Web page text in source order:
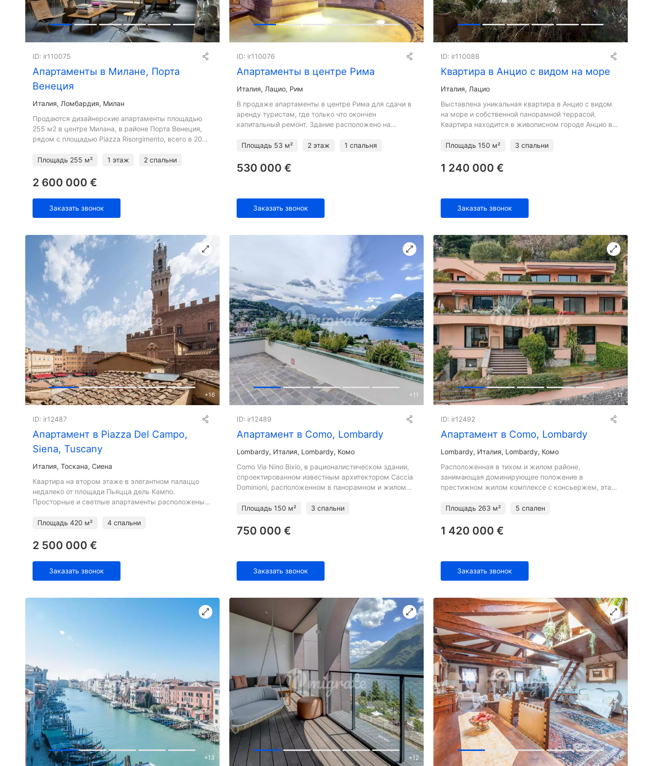
Апартаменты в Милане, Порта
Венеция
ID: ir110075
Италия, Ломбардия, Милан
Продаются дизайнерские апартаменты площадью
255 м2 в центре Милана, в районе Порта Венеция,
рядом с площадью Piazza Risorgimento, всего в 20
районом Сан-Баб
Площадь 255 м² 1 этаж 2 спальни
2 600 000 €
Заказать звонок
Апартаменты в центре Рима
ID: ir110076
Италия, Лацио, Рим
В продаже апартаменты в центре Рима для сдачи в
аренду туристам, где только что окончен
капитальный ремонт. Здание расположено на
от Виллы Боргезе и прекр
Площадь 53 м² 2 этаж 1 спальня
530 000 €
Заказать звонок
Квартира в Анцио с видом на море
ID: ir110088
Италия, Лацио
Выставлена уникальная квартира в Анцио с видом
на море и собственной панорамной террасой.
Квартира находится в живописном городе Анцио в
площадью 150 м2 у
Площадь 150 м² 3 спальни
1 240 000 €
Заказать звонок
+16
Апартамент в Piazza Del Campo,
Siena, Tuscany
ID: ir12487
Италия, Тоскана, Сиена
Квартира на втором этаже в элегантном палаццо
недалеко от площади Пьяцца дель Кампо.
Просторные и светлые апартаменты расположены
балконом, с которых отк
Площадь 420 м² 4 спальни
2 500 000 €
Заказать звонок
+11
Апартамент в Como, Lombardy
ID: ir12489
Lombardy Италия, Lombardy, Комо
Como Via Nino Bixio, в рационалистическом здании,
спроектированном известным архитектором Caccia
Dominioni, расположенном в панорамном и жилом
предлагаем вел
Площадь 150 м² 3 спальни
750 000 €
Заказать звонок
+11
Апартамент в Como, Lombardy
ID: ir12492
Lombardy Италия, Lombardy, Комо
Расположенная в тихом и жилом районе,
занимающая доминирующее положение в
престижном жилом комплексе с консьержем, эта
около 263 кв. м с частным садом окол
Площадь 263 м² 5 спален
1 420 000 €
Заказать звонок
+13 +12 +15